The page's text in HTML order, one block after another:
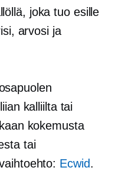
joka tuo esille
arvosi ja
kalliilta tai
kokemusta
tai
Ecwid.